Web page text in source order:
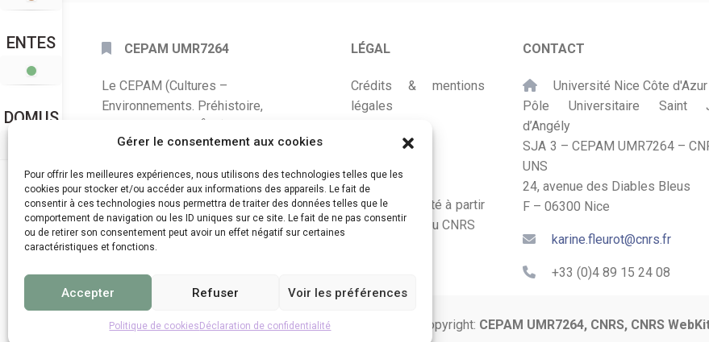
Gérer le consentement aux cookies
Pour offrir les meilleures expériences, nous utilisons des technologies telles que les
cookies pour stocker et/ou accéder aux informations des appareils. Le fait de
consentir à ces technologies nous permettra de traiter des données telles que le
comportement de navigation ou les ID uniques sur ce site. Le fait de ne pas consentir
ou de retirer son consentement peut avoir un effet négatif sur certaines
caractéristiques et fonctions.
Accepter Refuser Voir les préférences
Politique de cookies Déclaration de confidentialité
ENTES
DOMUS
CEPAM UMR7264
Le CEPAM (Cultures –
Environnements. Préhistoire,
mixte de recherche CNRS – UNS qui
développe des recherches autour de
la connaissance des sociétés du
passé, de leurs modes de
fonctionnement, de leur évolution et
de leur relation à l’environnement.
LÉGAL
Crédits & mentions
légales
Plan du site
Accessibilité
Conçu et adapté à partir
du Kit Labos du CNRS
CONTACT
Université Nice Côte d'Azur
Pôle Universitaire Saint
d’Angély
SJA 3 – CEPAM UMR7264 –
UNS
24, avenue des Diables Bleus
F – 06300 Nice
karine.fleurot@cnrs.fr
+33 (0)4 89 15 24 08
© 2024 Copyright: CEPAM UMR7264, CNRS, CNRS